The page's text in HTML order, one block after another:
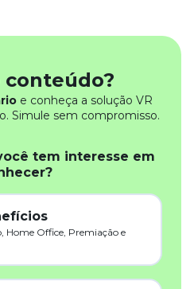
conteúdo?
e conheça a solução VR
Simule sem compromisso.
tem interesse em
Home Office, Premiação e